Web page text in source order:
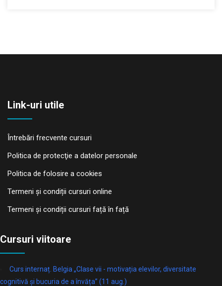
Link-uri utile
Întrebări frecvente cursuri
Politica de protecţie a datelor personale
Politica de folosire a cookies
Termeni și condiții cursuri online
Termeni și condiții cursuri față în față
Cursuri viitoare
Curs internaț. Belgia „Clase vii - motivația elevilor, diversitate
cognitivă și bucuria de a învăța” (11 aug.)